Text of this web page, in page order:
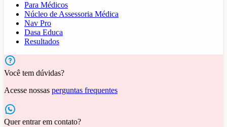
Para Médicos
Núcleo de Assessoria Médica
Nav Pro
Dasa Educa
Resultados
Você tem dúvidas?
Acesse nossas perguntas frequentes
Quer entrar em contato?